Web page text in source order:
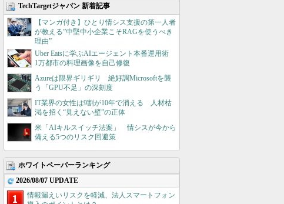
TechTargetジャパン 新着記事
【マンガ付き】ひとり情シス支援の第一人者
が教える”中堅中小企業こそRAGを使うべき
理由”
Uber Eatsに学ぶAIエージェント本番運用術
1万都市の料理画像を自己修復
Azureは限界ギリギリ 絶好調Microsoftを襲
う「GPU不足」の深刻度
IT業界の女性は9割が10年で消える 人材枯
渇を招く“見えない壁”の正体
米「AIキルスイッチ法案」 情シスが今から
備える5つのリスク回避策
ホワイトペーパーランキング
2026/08/07 UPDATE
情報漏えいリスクを軽減、法人スマートフォン